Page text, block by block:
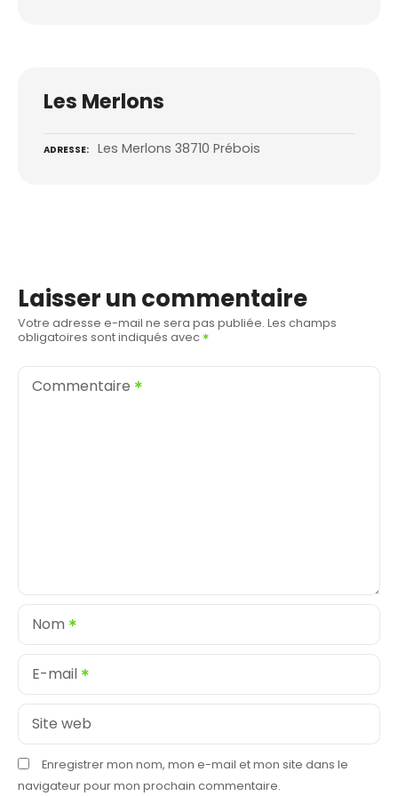
Les Merlons
ADRESSE Les Merlons 38710 Prébois
Laisser un commentaire
Votre adresse e-mail ne sera pas publiée. Les champs
obligatoires sont indiqués avec
Commentaire
Nom
E-mail
Site web
Enregistrer mon nom, mon e-mail et mon site dans le
navigateur pour mon prochain commentaire.